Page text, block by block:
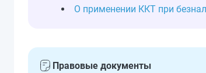
О применении ККТ при
Правовые документы